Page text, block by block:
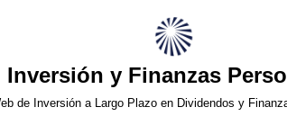
Inversión y Finanzas
de Inversión a Largo Plazo en Dividendos y